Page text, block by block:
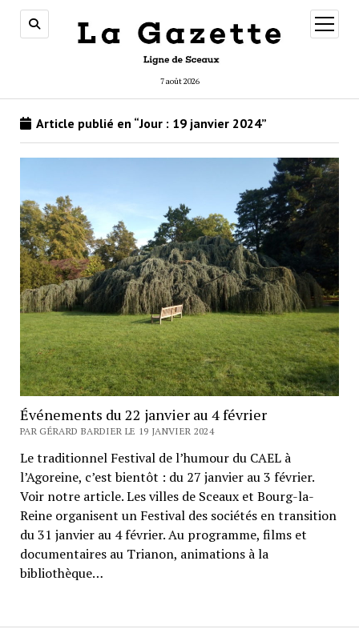
7 août 2026
ouvrir
menu
Article publié en “Jour : 19 janvier 2024”
Événements du 22 janvier au 4 février
PAR GÉRARD BARDIER LE 19 JANVIER 2024
Le traditionnel Festival de l’humour du CAEL à
l’Agoreine, c’est bientôt : du 27 janvier au 3 février.
Voir notre article. Les villes de Sceaux et Bourg-la-
Reine organisent un Festival des sociétés en transition
du 31 janvier au 4 février. Au programme, films et
documentaires au Trianon, animations à la
bibliothèque…